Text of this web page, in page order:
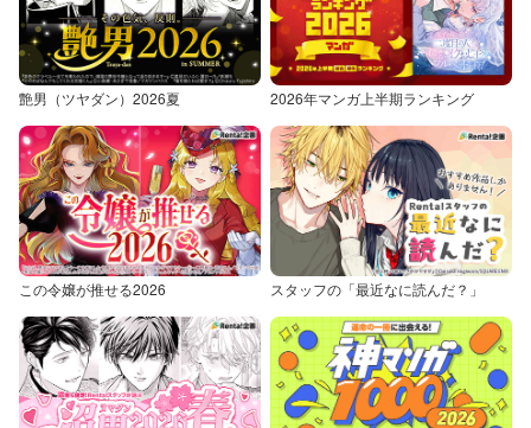
艶男（ツヤダン）2026夏 2026年マンガ上半期ランキング
この令嬢が推せる2026 スタッフの「最近なに読んだ？」